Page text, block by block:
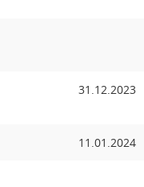
31.12.2023
11.01.2024